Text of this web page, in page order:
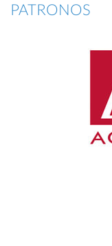
PATRONOS